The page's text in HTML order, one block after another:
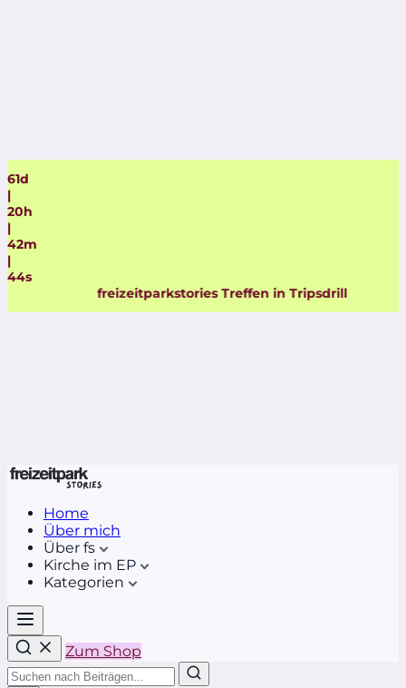
61d
|
20h
|
42m
|
43s
freizeitparkstories Treffen in Tripsdrill
Home
Über mich
Über fs
Kirche im EP
Kategorien
Zum Shop